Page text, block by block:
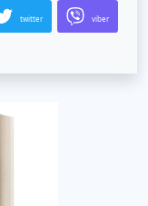
twitter viber